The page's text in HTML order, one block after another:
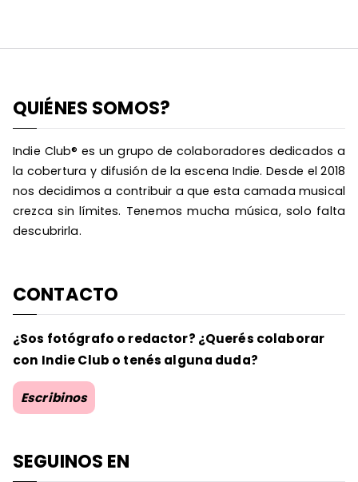
QUIÉNES SOMOS?
Indie Club® es un grupo de colaboradores dedicados a
la cobertura y difusión de la escena Indie. Desde el 2018
nos decidimos a contribuir a que esta camada musical
crezca sin límites. Tenemos mucha música, solo falta
descubrirla.
CONTACTO
¿Sos fotógrafo o redactor? ¿Querés colaborar
con Indie Club o tenés alguna duda?
Escribinos
SEGUINOS EN